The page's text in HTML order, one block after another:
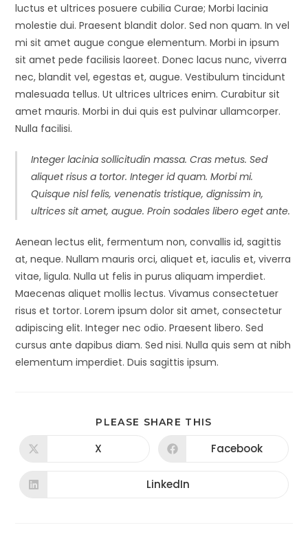
luctus et ultrices posuere cubilia Curae; Morbi lacinia
molestie dui. Praesent blandit dolor. Sed non quam. In vel
mi sit amet augue congue elementum. Morbi in ipsum
sit amet pede facilisis laoreet. Donec lacus nunc, viverra
nec, blandit vel, egestas et, augue. Vestibulum tincidunt
malesuada tellus. Ut ultrices ultrices enim. Curabitur sit
amet mauris. Morbi in dui quis est pulvinar ullamcorper.
Nulla facilisi.
Integer lacinia sollicitudin massa. Cras metus. Sed
aliquet risus a tortor. Integer id quam. Morbi mi.
Quisque nisl felis, venenatis tristique, dignissim in,
ultrices sit amet, augue. Proin sodales libero eget ante.
Aenean lectus elit, fermentum non, convallis id, sagittis
at, neque. Nullam mauris orci, aliquet et, iaculis et, viverra
vitae, ligula. Nulla ut felis in purus aliquam imperdiet.
Maecenas aliquet mollis lectus. Vivamus consectetuer
risus et tortor. Lorem ipsum dolor sit amet, consectetur
adipiscing elit. Integer nec odio. Praesent libero. Sed
cursus ante dapibus diam. Sed nisi. Nulla quis sem at nibh
elementum imperdiet. Duis sagittis ipsum.
PLEASE SHARE THIS
X Facebook
LinkedIn